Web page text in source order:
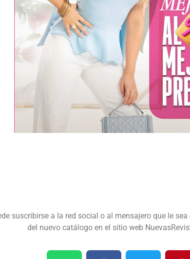
suscribirse a la red social o al mensajero que le
del nuevo catálogo en el sitio web